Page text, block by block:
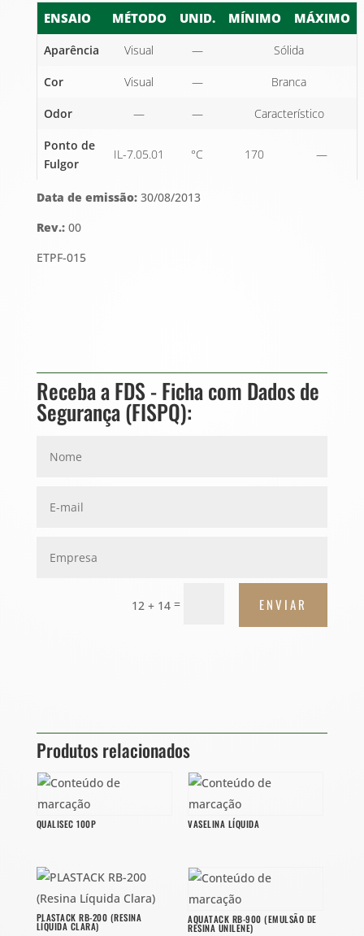
ENSAIO MÉTODO UNID. MÍNIMO MÁXIMO
Aparência Visual — Sólida
Cor Visual — Branca
Odor — — Característico
Ponto de
Fulgor
IL-7.05.01 °C 170 —
Data de emissão:30/08/2013
Rev.:00
ETPF-015
Receba a FDS - Ficha com Dados de
Segurança (FISPQ):
12 + 14 = ENVIAR
Produtos relacionados
QUALISEC 100P VASELINA LÍQUIDA
PLASTACK RB-200 (RESINA
LÍQUIDA CLARA)
AQUATACK RB-900 (EMULSÃO DE
RESINA UNILENE)